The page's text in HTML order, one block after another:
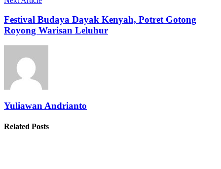
Festival Budaya Dayak Kenyah, Potret Gotong
Royong Warisan Leluhur
Yuliawan Andrianto
Related Posts